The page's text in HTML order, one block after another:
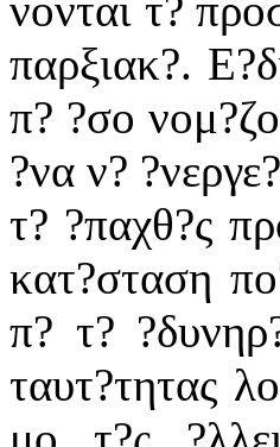
παρξιακ?.
π? ?σο
?να ν?
τ? ?παχθ?ς
κατ?σταση
π? τ?
ταυτ?τητας